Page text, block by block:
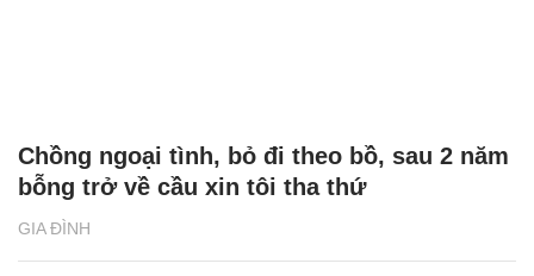
GIA ĐÌNH
Chồng ngoại tình, bỏ đi theo bồ, sau 2 năm
bỗng trở về cầu xin tôi tha thứ